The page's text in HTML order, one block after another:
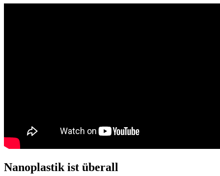
Nanoplastik ist überall